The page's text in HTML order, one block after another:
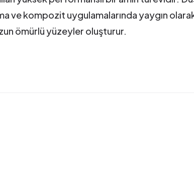
ve kompozit uygulamalarında yaygın
ömürlü yüzeyler oluşturur.